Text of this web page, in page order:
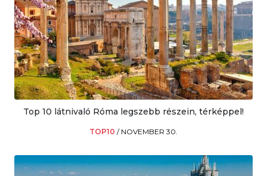
Top 10 látnivaló Róma legszebb részein, térképpel!
TOP10 / NOVEMBER 30.